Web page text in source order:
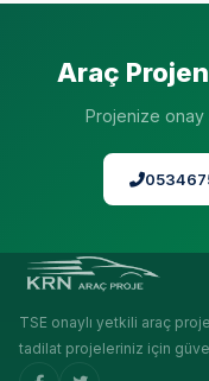
Araç
Projenize onay
TSE onaylı yetkili araç
tadilat projeleriniz için